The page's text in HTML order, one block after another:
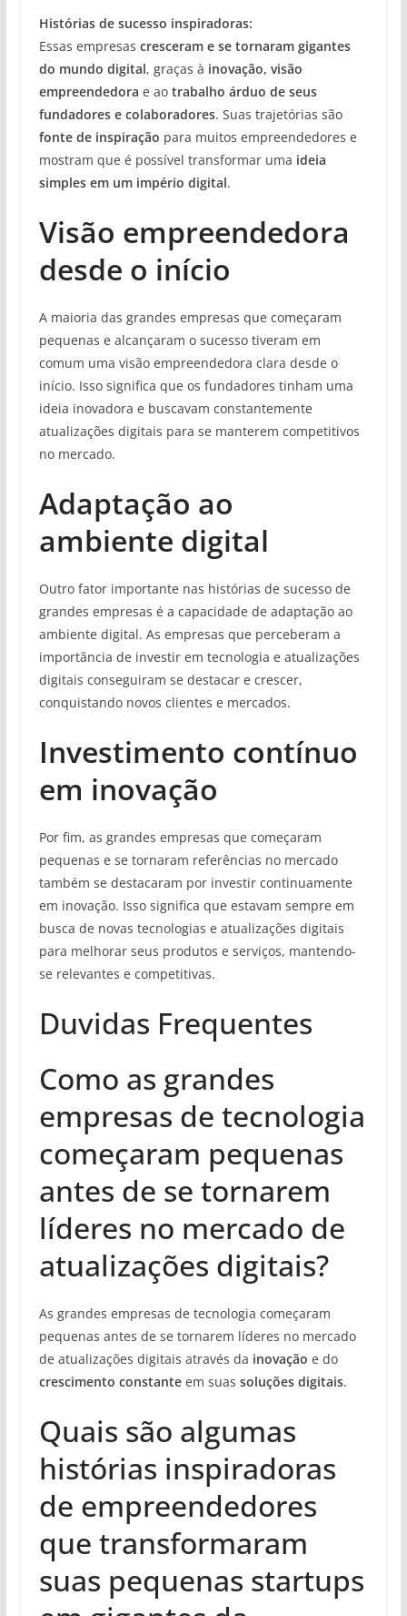
Histórias de sucesso inspiradoras:
Essas empresas cresceram e se tornaram gigantes
do mundo digital, graças à inovação, visão
empreendedora e ao trabalho árduo de seus
fundadores e colaboradores. Suas trajetórias são
fonte de inspiração para muitos empreendedores e
mostram que é possível transformar uma ideia
simples em um império digital.
Visão empreendedora
desde o início
A maioria das grandes empresas que começaram
pequenas e alcançaram o sucesso tiveram em
comum uma visão empreendedora clara desde o
início. Isso significa que os fundadores tinham uma
ideia inovadora e buscavam constantemente
atualizações digitais para se manterem competitivos
no mercado.
Adaptação ao
ambiente digital
Outro fator importante nas histórias de sucesso de
grandes empresas é a capacidade de adaptação ao
ambiente digital. As empresas que perceberam a
importância de investir em tecnologia e atualizações
digitais conseguiram se destacar e crescer,
conquistando novos clientes e mercados.
Investimento contínuo
em inovação
Por fim, as grandes empresas que começaram
pequenas e se tornaram referências no mercado
também se destacaram por investir continuamente
em inovação. Isso significa que estavam sempre em
busca de novas tecnologias e atualizações digitais
para melhorar seus produtos e serviços, mantendo-
se relevantes e competitivas.
Duvidas Frequentes
Como as grandes
empresas de tecnologia
começaram pequenas
antes de se tornarem
líderes no mercado de
atualizações digitais?
As grandes empresas de tecnologia começaram
pequenas antes de se tornarem líderes no mercado
de atualizações digitais através da inovação e do
crescimento constanteem suas soluções digitais.
Quais são algumas
histórias inspiradoras
de empreendedores
que transformaram
suas pequenas startups